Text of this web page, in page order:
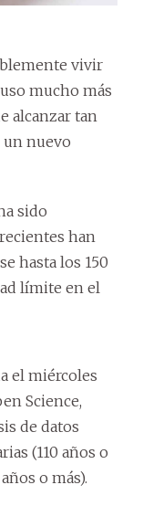
vivir
mucho más
alcanzar tan
un nuevo
sido
han
hasta los 150
límite en el
el miércoles
Science,
de datos
(110 años o
o más).